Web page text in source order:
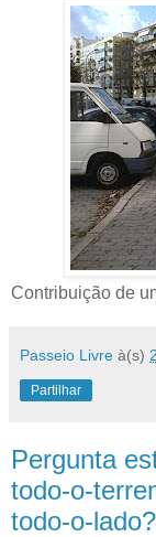
Contribuição de
Passeio Livre à(s)
Partilhar
Pergunta
todo-o-
todo-o-lado?